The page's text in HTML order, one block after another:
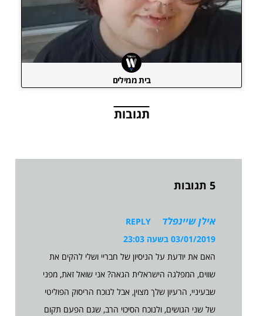
בית ממילים
תגובות
5 תגובות
אילן שיינפלד
REPLY
03/01/2019 בשעה 23:03
האם את יודעת על הניסיון של חבריי ושלי להקים את
שווים, המפלגה הישראלית הגאה? אני שואל זאת, מפני
שבעיניי, הרעיון שלך מצוין, אבל לנוכח הריסוק הפוליטי
של שני הגושים, ולנוכח הסיכוי הרב, שגם הפעם תקום